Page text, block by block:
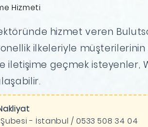
Hizmeti
hizmet veren
ilkeleriyle müşterilerinin
iletişime geçmek isteyenler,
- İstanbul / 0533 508 34 04